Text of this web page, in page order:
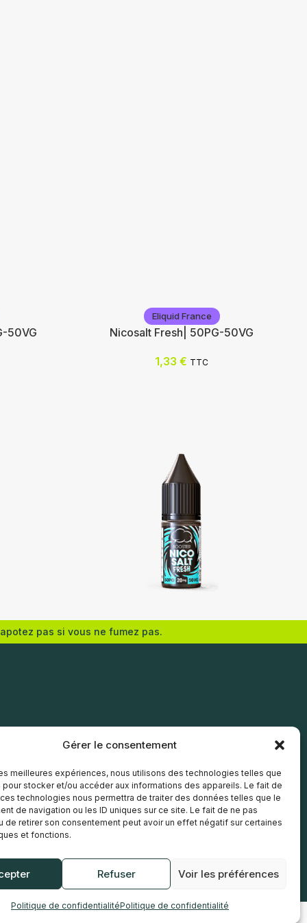
Gérer le consentement
meilleures expériences, nous utilisons des technologies telles que
stocker et/ou accéder aux informations des appareils. Le fait de
technologies nous permettra de traiter des données telles que le
de navigation ou les ID uniques sur ce site. Le fait de ne pas
de retirer son consentement peut avoir un effet négatif sur certaines
et fonctions.
Refuser Voir les préférences
Politique de confidentialitéPolitique de confidentialité
50VG
Eliquid France
Nicosalt Fresh| 50PG-50VG
1,33 € TTC
pas si vous ne fumez pas.